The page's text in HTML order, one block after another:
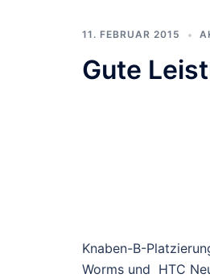
11. FEBRUAR 2015
Gute
Knaben-B-
Worms und HTC